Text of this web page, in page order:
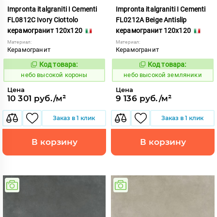
Impronta italgraniti I Cementi
FL0812C Ivory Ciottolo
керамогранит 120x120
Материал:
Керамогранит
1111413
Код товара:
небо высокой короны
Цена
10 301 руб./м²
Заказ в 1 клик
В корзину
Impronta italgraniti I Cementi
FL0212A Beige Antislip
керамогранит 120x120
Материал:
Керамогранит
1111406
Код товара:
небо высокой земляники
Цена
9 136 руб./м²
Заказ в 1 клик
В корзину